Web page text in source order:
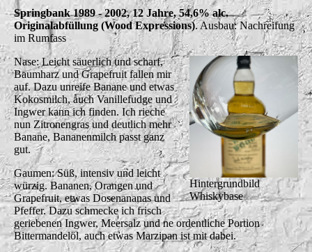
Springbank 1989 - 2002, 12 Jahre, 54,6% alc.
Originalabfüllung (Wood Expressions). Ausbau: Nachreifung
im Rumfass
Hintergrundbild
Whiskybase
Nase: Leicht säuerlich und scharf,
Baumharz und Grapefruit fallen mir
auf. Dazu unreife Banane und etwas
Kokosmilch, auch Vanillefudge und
Ingwer kann ich finden. Ich rieche
nun Zitronengras und deutlich mehr
Banane, Bananenmilch passt ganz
gut.
Gaumen: Süß, intensiv und leicht
würzig. Bananen, Orangen und
Grapefruit, etwas Dosenananas und
Pfeffer. Dazu schmecke ich frisch
geriebenen Ingwer, Meersalz und ne ordentliche Portion
Bittermandelöl, auch etwas Marzipan ist mit dabei.